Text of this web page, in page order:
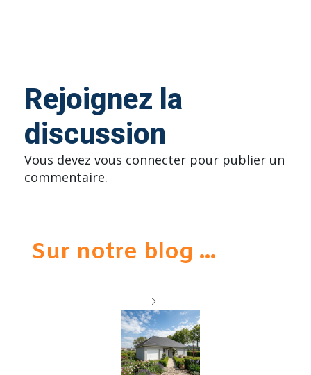
Rejoignez la
discussion
Vous devez vous connecter pour publier un
commentaire.
Sur notre blog ...